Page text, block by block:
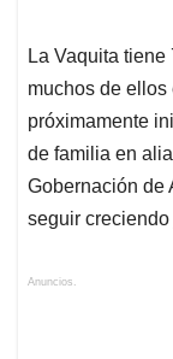
La Vaquita
muchos de
próximamente
de familia en
Gobernación de
seguir creciendo
Anuncios.